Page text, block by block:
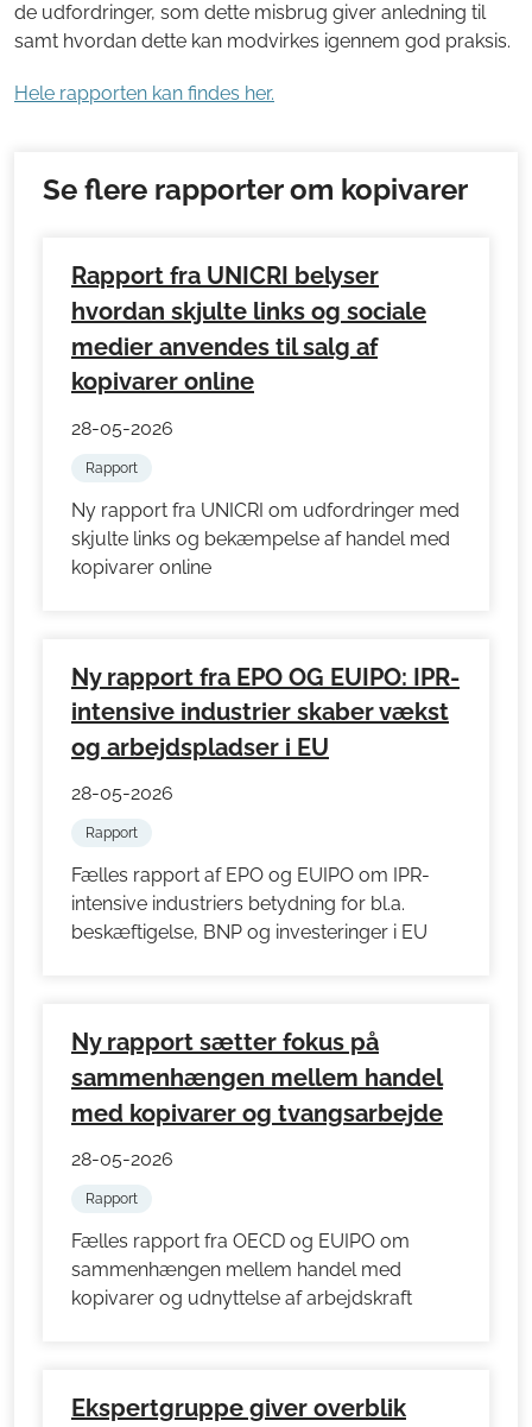
de udfordringer, som dette misbrug giver anledning til
samt hvordan dette kan modvirkes igennem god praksis.
Hele rapporten kan findes her.
Se flere rapporter om kopivarer
Rapport fra UNICRI belyser
hvordan skjulte links og sociale
medier anvendes til salg af
kopivarer online
28-05-2026
Rapport
Ny rapport fra UNICRI om udfordringer med
skjulte links og bekæmpelse af handel med
kopivarer online
Ny rapport fra EPO OG EUIPO: IPR-
intensive industrier skaber vækst
og arbejdspladser i EU
28-05-2026
Rapport
Fælles rapport af EPO og EUIPO om IPR-
intensive industriers betydning for bl.a.
beskæftigelse, BNP og investeringer i EU
Ny rapport sætter fokus på
sammenhængen mellem handel
med kopivarer og tvangsarbejde
28-05-2026
Rapport
Fælles rapport fra OECD og EUIPO om
sammenhængen mellem handel med
kopivarer og udnyttelse af arbejdskraft
Ekspertgruppe giver overblik